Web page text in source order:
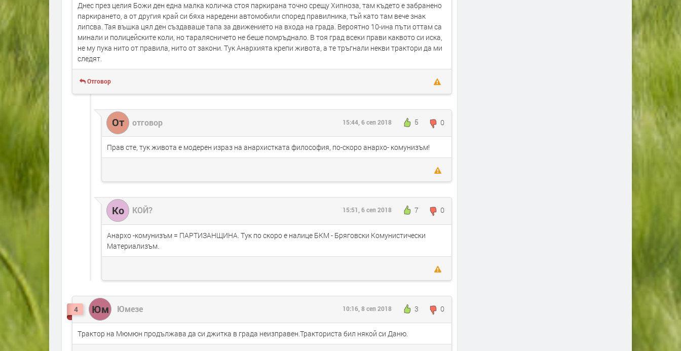
Днес през целия Божи ден една малка количка стоя паркирана точно срещу Хипноза, там където е забранено
паркирането, а от другия край си бяха наредени автомобили според правилника, тъй като там вече знак
липсва. Тая въшка цял ден създаваше тапа за движението на входа на града. Вероятно 10-ина пъти оттам са
минали и полицейските коли, но таралясничето не беше помръднало. В тоя град всеки прави каквото си иска,
не му пука нито от правила, нито от закони. Тук Анархията крепи живота, а те тръгнали некви трактори да ми
следят.
Отговор
От отговор 5 0
15:44, 6 сеп 2018
Прав сте, тук живота е модерен израз на анархистката философия, по-скоро анархо- комунизъм!
Ко КОЙ? 7 0
15:51, 6 сеп 2018
Анархо -комунизъм = ПАРТИЗАНЩИНА. Тук по скоро е налице БКМ - Бряговски Комунистически
Материализъм.
4 Юм Юмезе 3 0
10:16, 8 сеп 2018
Tрактор на Мюмюн продължава да си джитка в града неизправен.Тракториста бил някой си Даню.